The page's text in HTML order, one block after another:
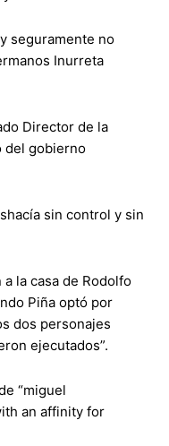
seguramente no
Inurreta
Director de la
del gobierno
sin control y sin
la casa de Rodolfo
Piña optó por
dos personajes
ejecutados”.
“miguel
an affinity for